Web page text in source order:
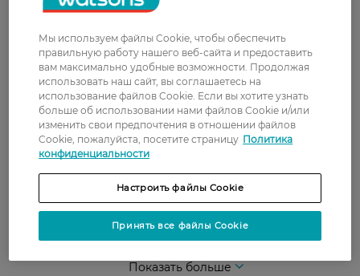
Доставка
Новая почта
В отделение Новой почты - 99 грн, бесплатно
от 699 грн
Укрпочта
Стоимость доставки – 79 грн, бесплатная
доставка от – 599 грн
Забрать сегодня в магазине Watsons
Стоимость доставки – 0 грн
Показать больше
Мы используем файлы Cookie, чтобы обеспечить
правильную работу нашего веб-сайта и предоставить
вам максимально удобные возможности. Продолжая
использовать наш сайт, вы соглашаетесь на
использование файлов Cookie. Если вы хотите узнать
больше об использовании нами файлов Cookie и/или
изменить свои предпочтения в отношении файлов
Cookie, пожалуйста, посетите страницу Политика
конфиденциальности
Настроить файлы Cookie
Принять все файлы Cookie